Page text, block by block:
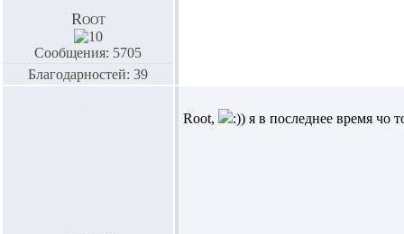
Root
Сообщения: 5705
Благодарностей: 39
Root, я в последнее время чо